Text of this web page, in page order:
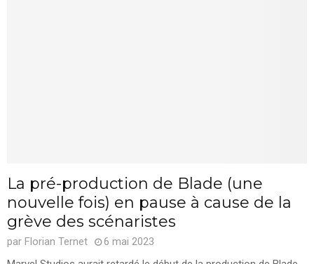
La pré-production de Blade (une
nouvelle fois) en pause à cause de la
grève des scénaristes
par Florian Ternet
6 mai 2023